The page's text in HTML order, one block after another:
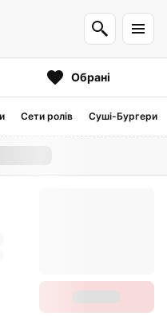
Обрані
Сети ролів Суші-Бургери